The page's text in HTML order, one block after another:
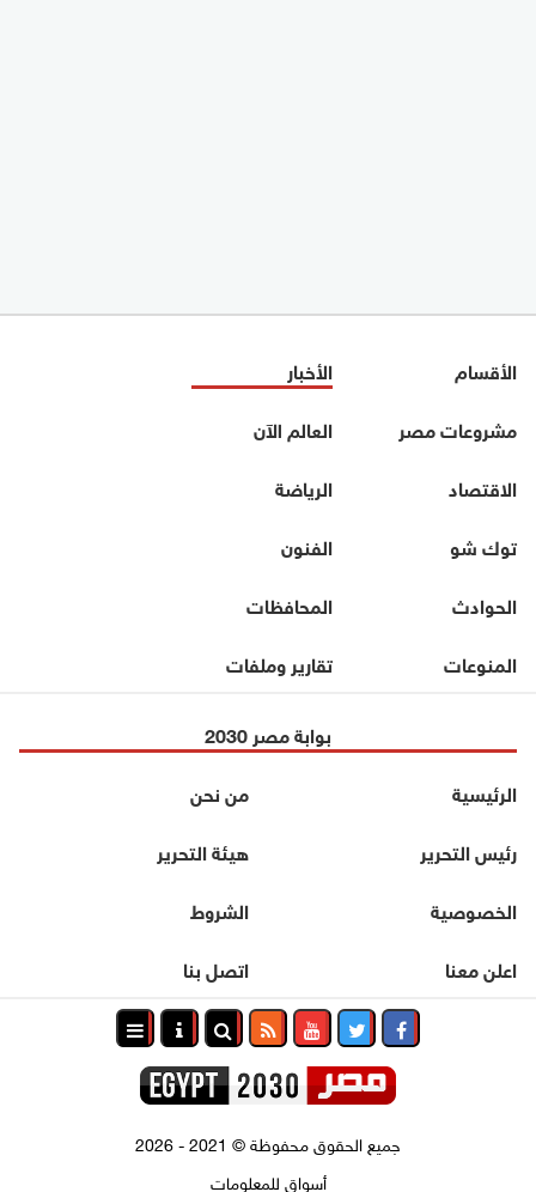
الأقسام
الأخبار
مشروعات مصر
العالم الآن
الاقتصاد
الرياضة
توك شو
الفنون
الحوادث
المحافظات
المنوعات
تقارير وملفات
بوابة مصر 2030
الرئيسية
من نحن
رئيس التحرير
هيئة التحرير
الخصوصية
الشروط
اعلن معنا
اتصل بنا
جميع الحقوق محفوظة©
أسواق للمعلومات